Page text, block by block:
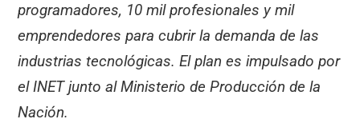
programadores, 10 mil profesionales y mil
emprendedores para cubrir la demanda de las
industrias tecnológicas. El plan es impulsado por
el INET junto al Ministerio de Producción de la
Nación.